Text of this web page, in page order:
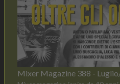
Mixer Magazine 388 -